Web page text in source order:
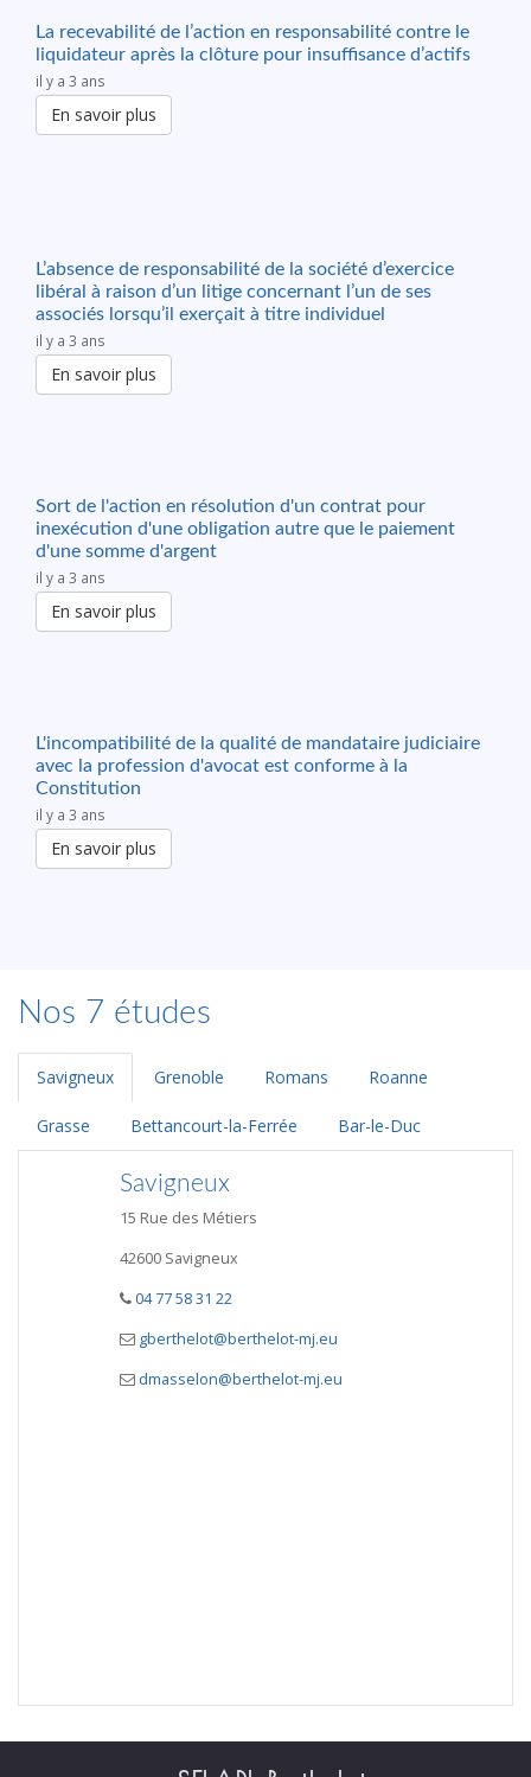
La recevabilité de l’action en responsabilité contre le
liquidateur après la clôture pour insuffisance d’actifs
il y a 3 ans
En savoir plus
L’absence de responsabilité de la société d’exercice
libéral à raison d’un litige concernant l’un de ses
associés lorsqu’il exerçait à titre individuel
il y a 3 ans
En savoir plus
Sort de l'action en résolution d'un contrat pour
inexécution d'une obligation autre que le paiement
d'une somme d'argent
il y a 3 ans
En savoir plus
L'incompatibilité de la qualité de mandataire judiciaire
avec la profession d'avocat est conforme à la
Constitution
il y a 3 ans
En savoir plus
Nos 7 études
Savigneux Grenoble Romans Roanne
Grasse Bettancourt-la-Ferrée Bar-le-Duc
Savigneux
15 Rue des Métiers
42600 Savigneux
04 77 58 31 22
gberthelot@berthelot-mj.eu
dmasselon@berthelot-mj.eu